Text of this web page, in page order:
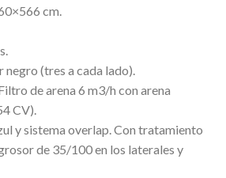
cm.
(tres a cada lado).
de arena 6 m3/h con arena
CV).
y sistema overlap. Con tratamiento
de 35/100 en los laterales y